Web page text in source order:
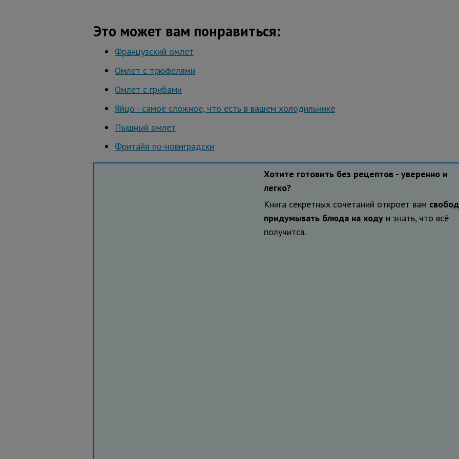
Это может вам понравиться:
Французский омлет
Омлет с трюфелями
Омлет с грибами
Яйцо - самое сложное, что есть в вашем холодильнике
Пышный омлет
Фритайя по-новиградски
Хотите готовить без рецептов - уверенно и
легко?
Книга секретных сочетаний откроет вам
придумывать блюда на ходу и знать, что всё
получится.